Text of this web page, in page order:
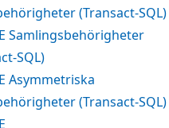
(Transact-SQL)
Samlingsbehörigheter
SQL)
Asymmetriska
(Transact-SQL)